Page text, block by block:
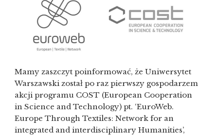
Mamy zaszczyt poinformować, że Uniwersytet
Warszawski został po raz pierwszy gospodarzem
akcji programu COST (European Cooperation
in Science and Technology) pt. ‘EuroWeb.
Europe Through Textiles: Network for an
integrated and interdisciplinary Humanities’,